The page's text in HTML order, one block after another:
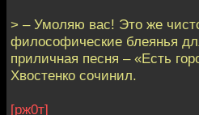
> – Умоляю вас! Это же
философические блеянья
приличная песня – «Есть
Хвостенко сочинил.
[рж0т]